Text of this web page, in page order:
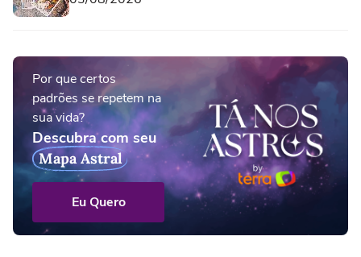
Por que certos
padrões se repetem na
sua vida?
Descubra com seu
Mapa Astral
Eu Quero